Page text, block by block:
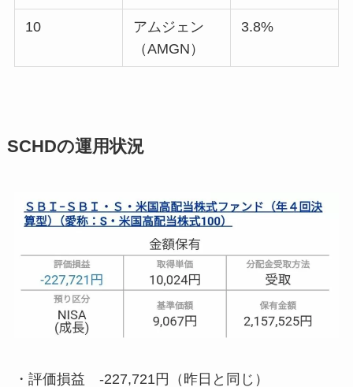
10
アムジェン
（AMGN）
3.8%
SCHDの運用状況
・評価損益 -227,721円 （昨日と同じ）